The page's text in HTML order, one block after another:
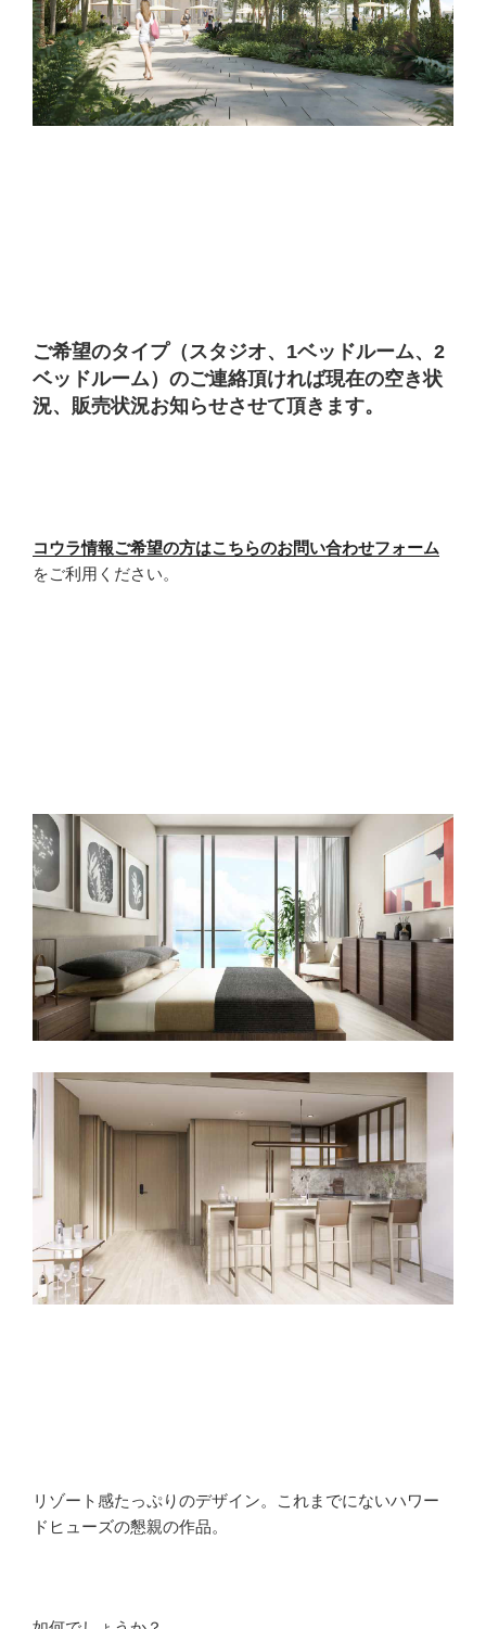
ご希望のタイプ（スタジオ、1ベッドルーム、2
ベッドルーム）のご連絡頂ければ現在の空き状
況、販売状況お知らせさせて頂きます。
コウラ情報ご希望の方はこちらのお問い合わせフォーム
をご利用ください。
リゾート感たっぷりのデザイン。これまでにないハワー
ドヒューズの懇親の作品。